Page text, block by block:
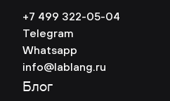
+7 499 322-05-04
Telegram
Whatsapp
info@lablang.ru
Блог